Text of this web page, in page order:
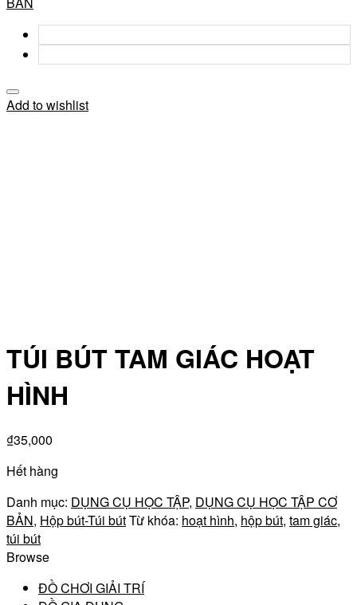
Add to wishlist
TÚI BÚT TAM GIÁC HOẠT
HÌNH
₫35,000
Hết hàng
Danh mục: DỤNG CỤ HỌC TẬP, DỤNG CỤ HỌC TẬP CƠ
BẢN, Hộp bút-Túi bútTừ khóa: hoạt hình, hộp bút, tam giác,
túi bút
Browse
ĐỒ CHƠI GIẢI TRÍ